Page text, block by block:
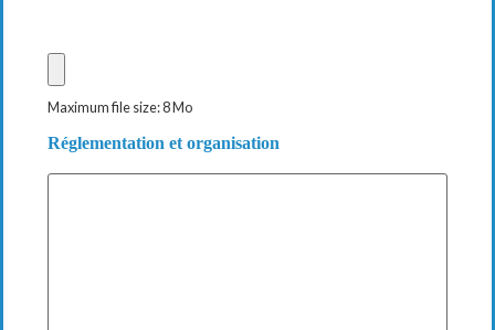
Maximum file size: 8 Mo
Réglementation et organisation